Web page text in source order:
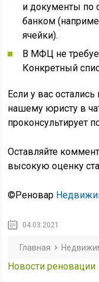
и документы по
банком
ячейки).
В МФЦ не
Конкретный
Если у вас
нашему юристу в
проконсультирует
Оставляйте
высокую оценку
©Реновар
04.03.2021
Главная
Новости реновации